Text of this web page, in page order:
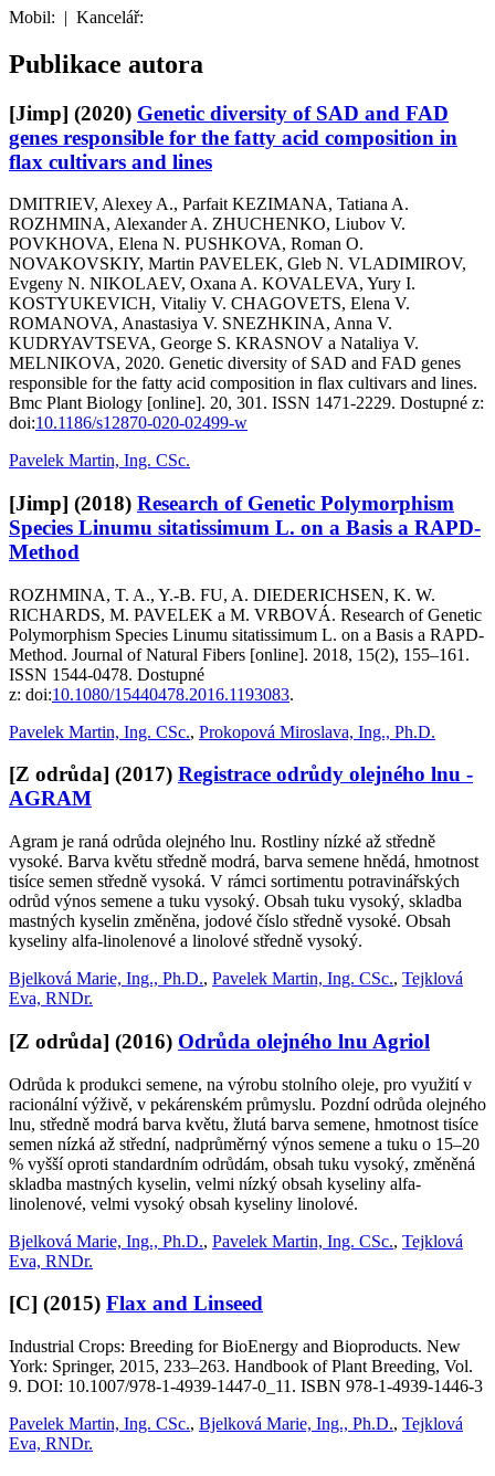
Mobil: | Kancelář:
Publikace autora
[Jimp] (2020) Genetic diversity of SAD and FAD
genes responsible for the fatty acid composition in
flax cultivars and lines
DMITRIEV, Alexey A., Parfait KEZIMANA, Tatiana A.
ROZHMINA, Alexander A. ZHUCHENKO, Liubov V.
POVKHOVA, Elena N. PUSHKOVA, Roman O.
NOVAKOVSKIY, Martin PAVELEK, Gleb N. VLADIMIROV,
Evgeny N. NIKOLAEV, Oxana A. KOVALEVA, Yury I.
KOSTYUKEVICH, Vitaliy V. CHAGOVETS, Elena V.
ROMANOVA, Anastasiya V. SNEZHKINA, Anna V.
KUDRYAVTSEVA, George S. KRASNOV a Nataliya V.
MELNIKOVA, 2020. Genetic diversity of SAD and FAD genes
responsible for the fatty acid composition in flax cultivars and lines.
Bmc Plant Biology [online]. 20, 301. ISSN 1471-2229. Dostupné z:
doi:10.1186/s12870-020-02499-w
Pavelek Martin, Ing. CSc.
[Jimp] (2018) Research of Genetic Polymorphism
Species Linumu sitatissimum L. on a Basis a RAPD-
Method
ROZHMINA, T. A., Y.-B. FU, A. DIEDERICHSEN, K. W.
RICHARDS, M. PAVELEK a M. VRBOVÁ. Research of Genetic
Polymorphism Species Linumu sitatissimum L. on a Basis a RAPD-
Method. Journal of Natural Fibers [online]. 2018, 15(2), 155–161.
ISSN 1544-0478. Dostupné
z: doi:10.1080/15440478.2016.1193083.
Pavelek Martin, Ing. CSc., Prokopová Miroslava, Ing., Ph.D.
[Z odrůda] (2017) Registrace odrůdy olejného lnu -
AGRAM
Agram je raná odrůda olejného lnu. Rostliny nízké až středně
vysoké. Barva květu středně modrá, barva semene hnědá, hmotnost
tisíce semen středně vysoká. V rámci sortimentu potravinářských
odrůd výnos semene a tuku vysoký. Obsah tuku vysoký, skladba
mastných kyselin změněna, jodové číslo středně vysoké. Obsah
kyseliny alfa-linolenové a linolové středně vysoký.
Bjelková Marie, Ing., Ph.D., Pavelek Martin, Ing. CSc., Tejklová
Eva, RNDr.
[Z odrůda] (2016) Odrůda olejného lnu Agriol
Odrůda k produkci semene, na výrobu stolního oleje, pro využití v
racionální výživě, v pekárenském průmyslu. Pozdní odrůda olejného
lnu, středně modrá barva květu, žlutá barva semene, hmotnost tisíce
semen nízká až střední, nadprůměrný výnos semene a tuku o 15–20
% vyšší oproti standardním odrůdám, obsah tuku vysoký, změněná
skladba mastných kyselin, velmi nízký obsah kyseliny alfa-
linolenové, velmi vysoký obsah kyseliny linolové.
Bjelková Marie, Ing., Ph.D., Pavelek Martin, Ing. CSc., Tejklová
Eva, RNDr.
[C] (2015) Flax and Linseed
Industrial Crops: Breeding for BioEnergy and Bioproducts. New
York: Springer, 2015, 233–263. Handbook of Plant Breeding, Vol.
9. DOI: 10.1007/978-1-4939-1447-0_11. ISBN 978-1-4939-1446-3
Pavelek Martin, Ing. CSc., Bjelková Marie, Ing., Ph.D., Tejklová
Eva, RNDr.